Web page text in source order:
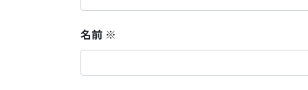
名前 ※